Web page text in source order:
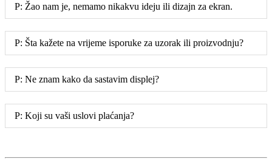
P: Žao nam je, nemamo nikakvu ideju ili dizajn za ekran.
P: Šta kažete na vrijeme isporuke za uzorak ili proizvodnju?
P: Ne znam kako da sastavim displej?
P: Koji su vaši uslovi plaćanja?